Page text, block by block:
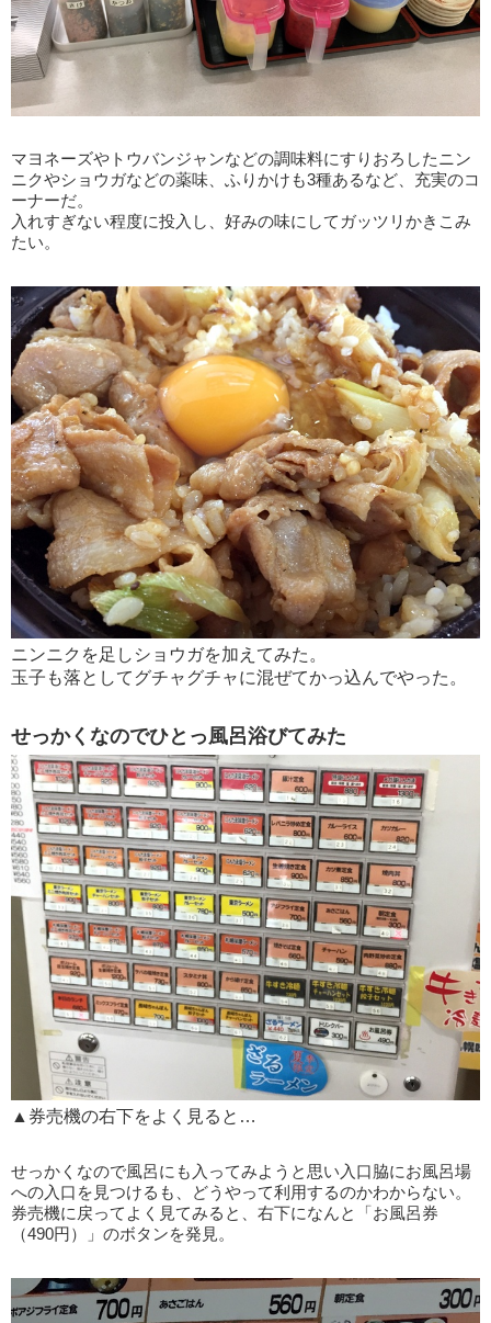
マヨネーズやトウバンジャンなどの調味料にすりおろしたニン
ニクやショウガなどの薬味、ふりかけも3種あるなど、充実のコ
ーナーだ。
入れすぎない程度に投入し、好みの味にしてガッツリかきこみ
たい。
ニンニクを足しショウガを加えてみた。
玉子も落としてグチャグチャに混ぜてかっ込んでやった。
せっかくなのでひとっ風呂浴びてみた
▲券売機の右下をよく見ると…
せっかくなので風呂にも入ってみようと思い入口脇にお風呂場
への入口を見つけるも、どうやって利用するのかわからない。
券売機に戻ってよく見てみると、右下になんと「お風呂券
（490円）」のボタンを発見。